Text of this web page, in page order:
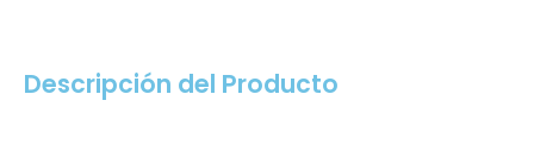
Descripción del Producto